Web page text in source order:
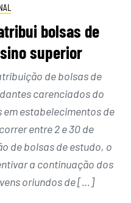
bolsas de
superior
de bolsas de
carenciados do
em estabelecimentos de
entre 2 e 30 de
de bolsas de estudo, o
a continuação dos
oriundos de […]